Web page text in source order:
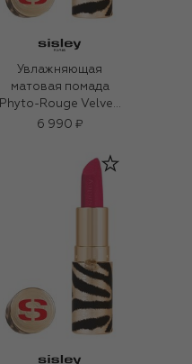
Увлажняющая
матовая помада
Phyto-Rouge Velvet,
оттенок 43 Темно-
6 990 ₽